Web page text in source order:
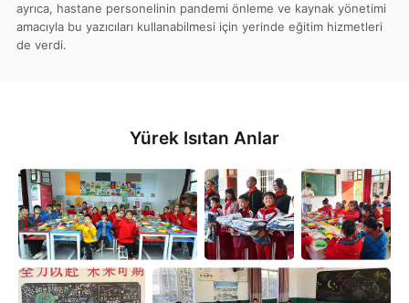
ayrıca, hastane personelinin pandemi önleme ve kaynak yönetimi
amacıyla bu yazıcıları kullanabilmesi için yerinde eğitim hizmetleri
de verdi.
Yürek Isıtan Anlar